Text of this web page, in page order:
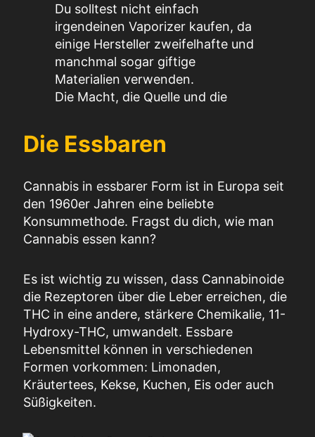
Du solltest nicht einfach
irgendeinen Vaporizer kaufen, da
einige Hersteller zweifelhafte und
manchmal sogar giftige
Materialien verwenden.
Die Macht, die Quelle und die
Die Essbaren
Cannabis in essbarer Form ist in Europa seit
den 1960er Jahren eine beliebte
Konsummethode. Fragst du dich, wie man
Cannabis essen kann?
Es ist wichtig zu wissen, dass Cannabinoide
die Rezeptoren über die Leber erreichen, die
THC in eine andere, stärkere Chemikalie, 11-
Hydroxy-THC, umwandelt. Essbare
Lebensmittel können in verschiedenen
Formen vorkommen: Limonaden,
Kräutertees, Kekse, Kuchen, Eis oder auch
Süßigkeiten.